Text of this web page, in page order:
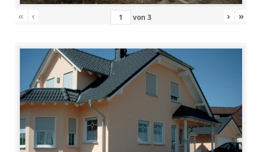
« ‹ von 3 › »